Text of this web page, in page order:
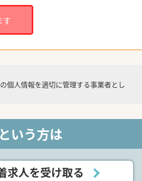
す
個人情報を適切に管理する事業者とし
いう方は
求人を受け取る